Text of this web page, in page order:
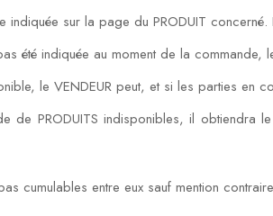
indiquée sur la page du PRODUIT
été indiquée au moment de la
le VENDEUR peut, et si les parties
de PRODUITS indisponibles, il
cumulables entre eux sauf mention